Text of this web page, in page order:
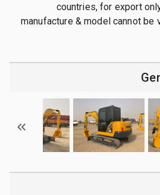
countries, for export
manufacture & model cannot be